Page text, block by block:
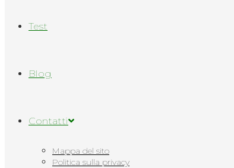
Test
Blog
Contatti
Mappa del sito
Politica sulla privacy